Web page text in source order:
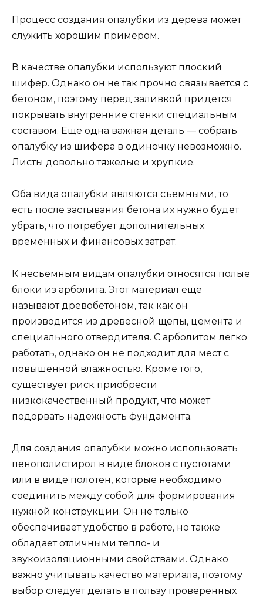
Процесс создания опалубки из дерева может
служить хорошим примером.
В качестве опалубки используют плоский
шифер. Однако он не так прочно связывается с
бетоном, поэтому перед заливкой придется
покрывать внутренние стенки специальным
составом. Еще одна важная деталь — собрать
опалубку из шифера в одиночку невозможно.
Листы довольно тяжелые и хрупкие.
Оба вида опалубки являются съемными, то
есть после застывания бетона их нужно будет
убрать, что потребует дополнительных
временных и финансовых затрат.
К несъемным видам опалубки относятся полые
блоки из арболита. Этот материал еще
называют древобетоном, так как он
производится из древесной щепы, цемента и
специального отвердителя. С арболитом легко
работать, однако он не подходит для мест с
повышенной влажностью. Кроме того,
существует риск приобрести
низкокачественный продукт, что может
подорвать надежность фундамента.
Для создания опалубки можно использовать
пенополистирол в виде блоков с пустотами
или в виде полотен, которые необходимо
соединить между собой для формирования
нужной конструкции. Он не только
обеспечивает удобство в работе, но также
обладает отличными тепло- и
звукоизоляционными свойствами. Однако
важно учитывать качество материала, поэтому
выбор следует делать в пользу проверенных